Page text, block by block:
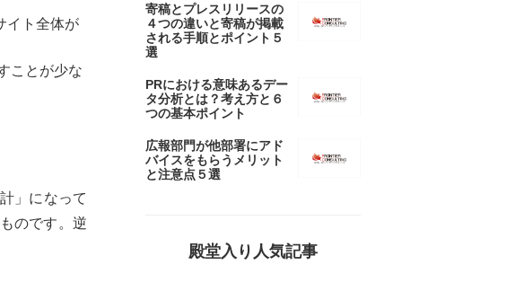
イト全体が
ことが少な
」になって
のです。逆
寄稿とプレスリリースの
４つの違いと寄稿が掲載
される手順とポイント５
選
PRにおける意味あるデー
タ分析とは？考え方と６
つの基本ポイント
広報部門が他部署にアド
バイスをもらうメリット
と注意点５選
殿堂入り人気記事